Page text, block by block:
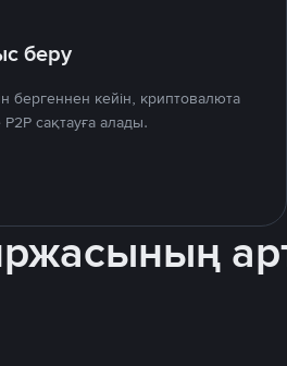
беру
бергеннен кейін, криптовалюта
сақтауға алады.